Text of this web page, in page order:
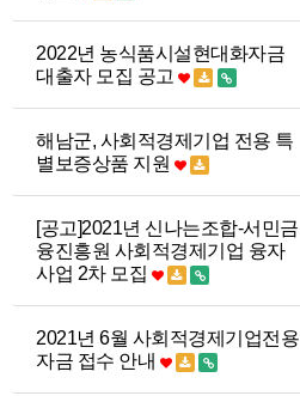
2022년 농식품시설현대화자금
대출자 모집 공고
해남군, 사회적경제기업 전용 특
별보증상품 지원
[공고]2021년 신나는조합-서민금
융진흥원 사회적경제기업 융자
사업 2차 모집
2021년 6월 사회적경제기업전용
자금 접수 안내